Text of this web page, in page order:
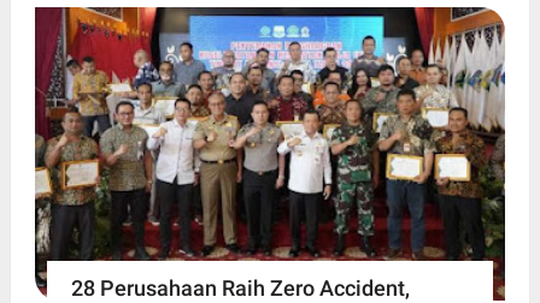
28 Perusahaan Raih Zero Accident,